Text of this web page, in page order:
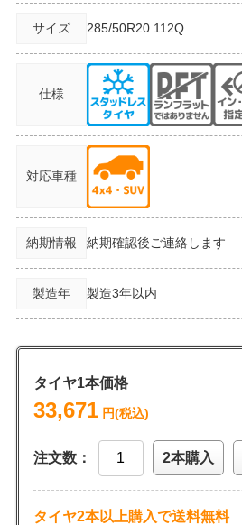
サイズ 285/50R20 112Q
仕様
対応車種
納期情報 納期確認後ご連絡します
製造年 製造3年以内
タイヤ1本価格
33,671円(税込)
注文数： 2本購入
タイヤ2本以上購入で送料無料